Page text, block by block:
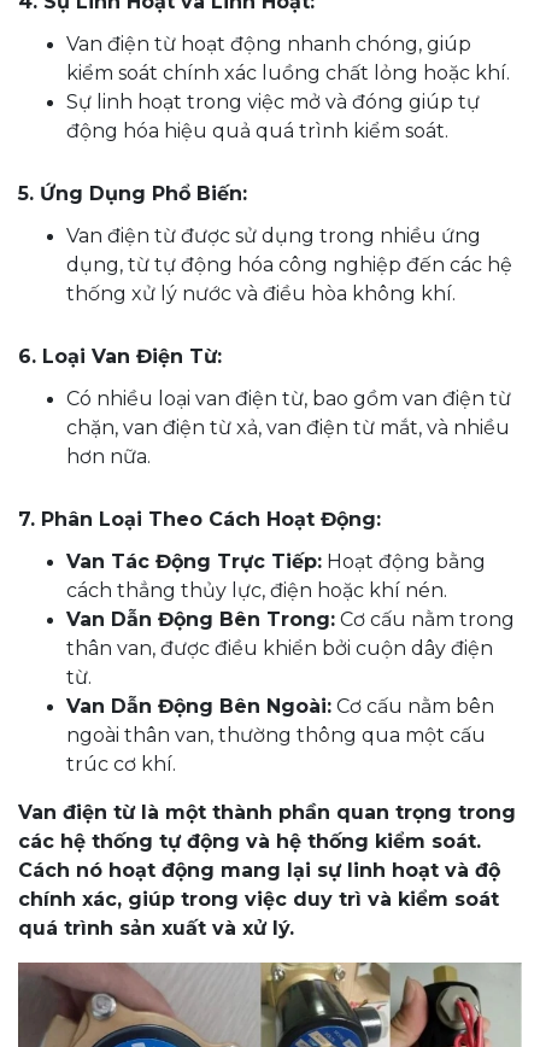
Van điện từ hoạt động nhanh chóng, giúp
kiểm soát chính xác luồng chất lỏng hoặc khí.
Sự linh hoạt trong việc mở và đóng giúp tự
động hóa hiệu quả quá trình kiểm soát.
5. Ứng Dụng Phổ Biến:
Van điện từ được sử dụng trong nhiều ứng
dụng, từ tự động hóa công nghiệp đến các hệ
thống xử lý nước và điều hòa không khí.
6. Loại Van Điện Từ:
Có nhiều loại van điện từ, bao gồm van điện từ
chặn, van điện từ xả, van điện từ mắt, và nhiều
hơn nữa.
7. Phân Loại Theo Cách Hoạt Động:
Van Tác Động Trực Tiếp: Hoạt động bằng
cách thẳng thủy lực, điện hoặc khí nén.
Van Dẫn Động Bên Trong: Cơ cấu nằm trong
thân van, được điều khiển bởi cuộn dây điện
từ.
Van Dẫn Động Bên Ngoài: Cơ cấu nằm bên
ngoài thân van, thường thông qua một cấu
trúc cơ khí.
Van điện từ là một thành phần quan trọng trong
các hệ thống tự động và hệ thống kiểm soát.
Cách nó hoạt động mang lại sự linh hoạt và độ
chính xác, giúp trong việc duy trì và kiểm soát
quá trình sản xuất và xử lý.